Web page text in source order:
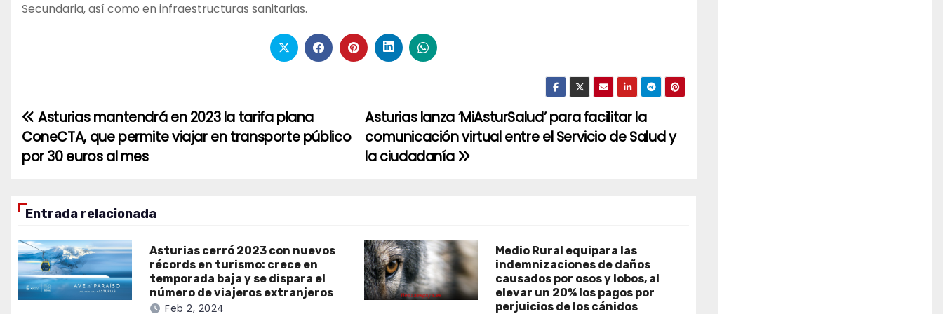
Secundaria, así como en infraestructuras sanitarias.
Navegación
de
Asturias lanza ‘MiAsturSalud’ para facilitar la
comunicación virtual entre el Servicio de Salud y
la ciudadanía
Asturias mantendrá en 2023 la tarifa plana
ConeCTA, que permite viajar en transporte público
por 30 euros al mes
Entrada relacionada
Asturias cerró 2023 con nuevos
récords en turismo: crece en
temporada baja y se dispara el
número de viajeros extranjeros
Feb 2, 2024
Medio Rural equipara las
indemnizaciones de daños
causados por osos y lobos, al
elevar un 20% los pagos por
perjuicios de los cánidos